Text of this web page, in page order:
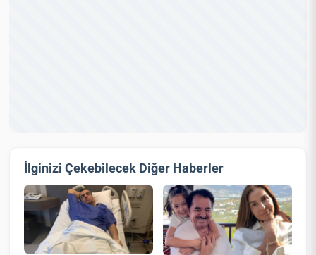
İlginizi Çekebilecek Diğer Haberler